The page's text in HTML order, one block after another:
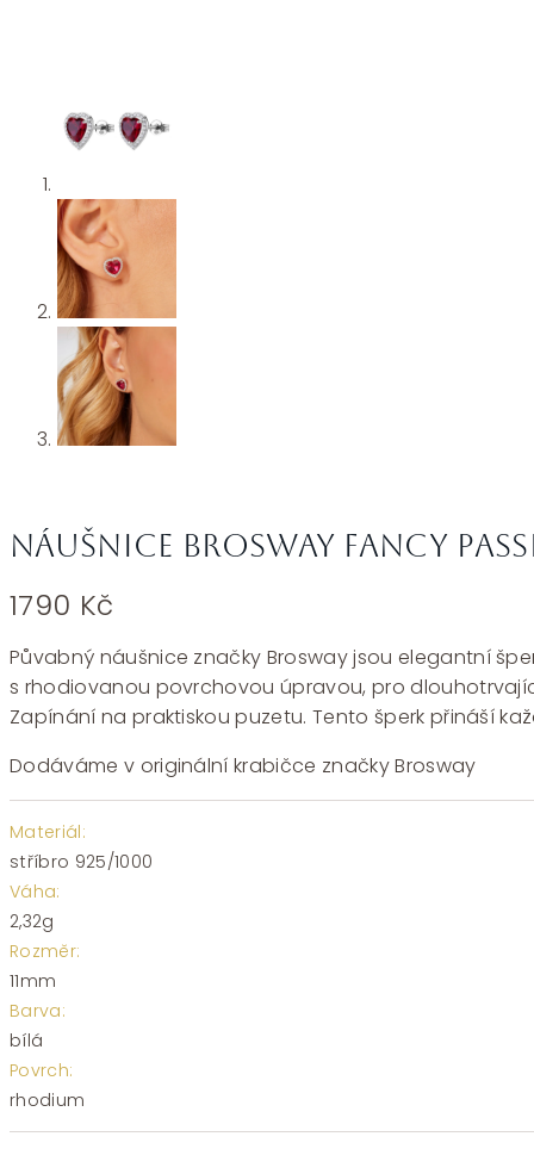
Náušnice Brosway Fancy
1790 Kč
Půvabný náušnice značky Brosway jsou elegantní
s rhodiovanou povrchovou úpravou, pro
Zapínání na praktiskou puzetu. Tento šperk přináší
Dodáváme v originální krabičce značky Brosway
Materiál:
stříbro 925/1000
Váha:
2,32g
Rozměr:
11mm
Barva:
bílá
Povrch:
rhodium